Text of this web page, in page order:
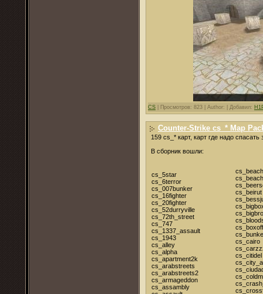
CS Просмотров: 823 | Author: | Добавил:
Counter-Strike cs_* Map
159 cs_* карт, карт где надо спасать
В сборник вошли:
cs_5star
cs_6terror
cs_007bunker
cs_16fighter
cs_20fighter
cs_52durryville
cs_72th_street
cs_747
cs_1337_assault
cs_1943
cs_alley
cs_alpha
cs_apartment2k
cs_arabstreets
cs_arabstreets2
cs_armageddon
cs_assambly
cs_beirut
cs_cairo
cs_citidel